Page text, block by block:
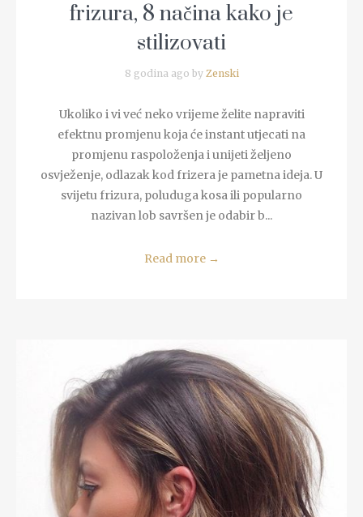
frizura, 8 načina kako je
stilizovati
8 godina ago by Zenski
Ukoliko i vi već neko vrijeme želite napraviti
efektnu promjenu koja će instant utjecati na
promjenu raspoloženja i unijeti željeno
osvježenje, odlazak kod frizera je pametna ideja. U
svijetu frizura, poluduga kosa ili popularno
nazivan lob savršen je odabir b...
Read more →